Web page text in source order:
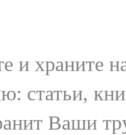
и храните
статьи,
Ваши